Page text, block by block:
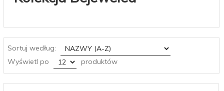
Sortuj według:
sort
Wyświetl po
pop produktów